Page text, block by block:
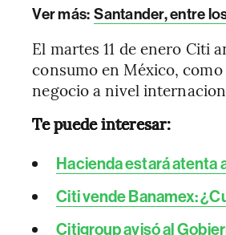
Ver más: Santander, entre
El martes 11 de enero Citi
consumo en México,
negocio a nivel
Te puede interesar:
Hacienda estará atenta
Citi vende Banamex:
Citigroup avisó al